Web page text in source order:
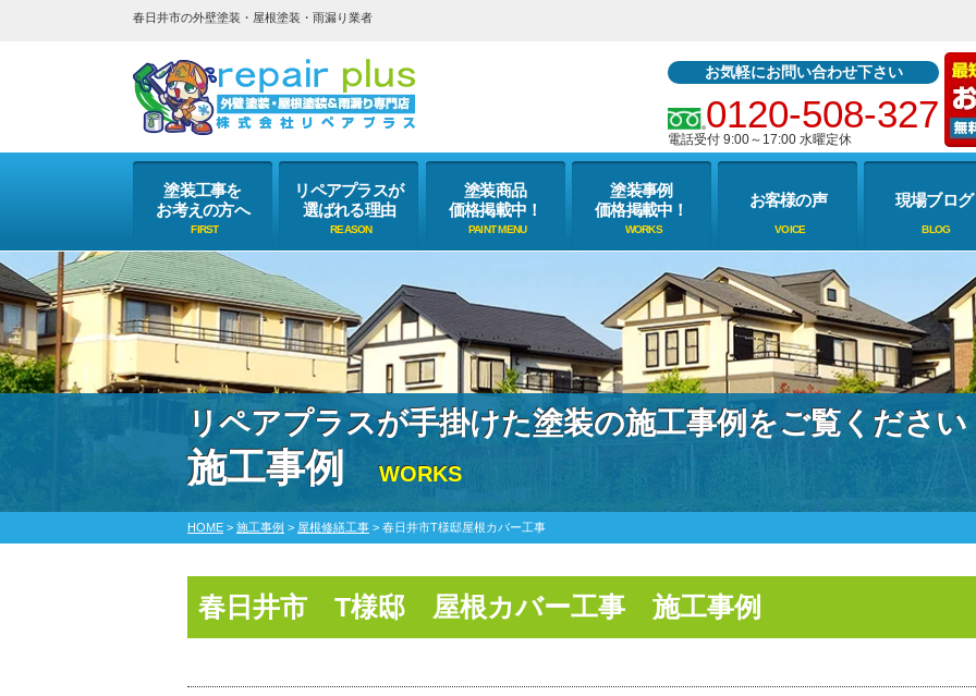
春日井市の外壁塗装・屋根塗装・雨漏り業者
お気軽にお問い合わせ下さい
0120-508-327
電話受付 9:00～17:00 水曜定休
塗装工事を
お考えの方へ
リペアプラスが
選ばれる理由
塗装商品
価格掲載中！
塗装事例
価格掲載中！
お客様の声 現場ブログ
リペアプラスが手掛けた塗装の施工事例をご覧ください
施工事例 WORKS
HOME > 施工事例 > 屋根修繕工事 > 春日井市T様邸屋根カバー工事
春日井市 T様邸 屋根カバー工事 施工事例